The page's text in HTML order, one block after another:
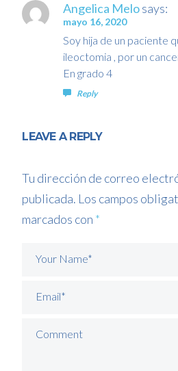
Angelica Melosays:
mayo 16, 2020
Soy hija de un paciente
ileoctomia , por un
En grado 4
Reply
LEAVE A REPLY
Tu dirección de correo
publicada. Los campos
marcados con *
Your Name*
Email*
Comment